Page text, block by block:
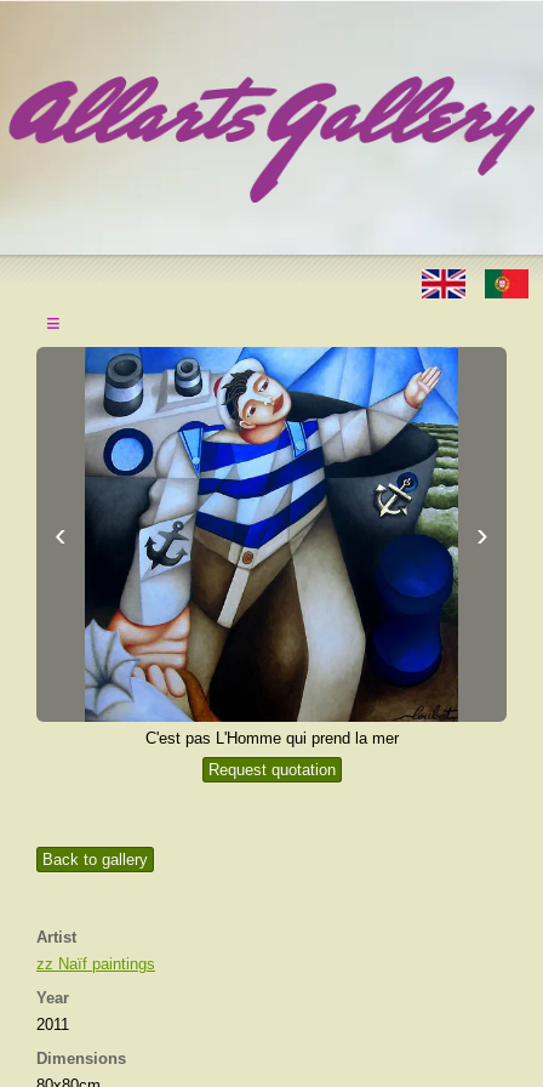
≡
Back to gallery
Artist
zz Naïf paintings
Year
2011
Dimensions
‹ ›
C'est pas L'Homme qui prend la mer
Request quotation